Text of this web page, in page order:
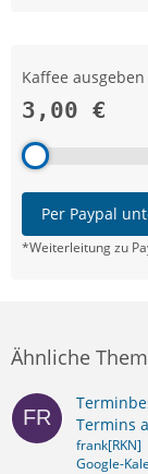
Kaffee
3,00 €
Per Paypal
*Weiterleitung zu
Ähnliche
Termins
frank[RKN]
Google-